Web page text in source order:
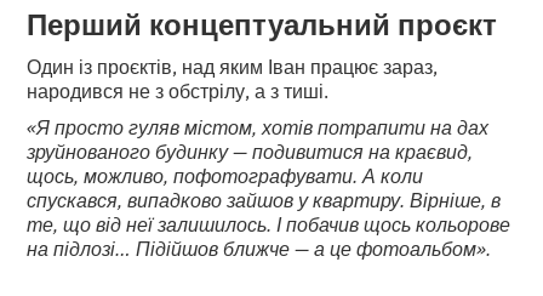
Перший концептуальний проєкт
Один із проєктів, над яким Іван працює зараз,
народився не з обстрілу, а з тиші.
«Я просто гуляв містом, хотів потрапити на дах
зруйнованого будинку — подивитися на краєвид,
щось, можливо, пофотографувати. А коли
спускався, випадково зайшов у квартиру. Вірніше, в
те, що від неї залишилось. І побачив щось кольорове
на підлозі… Підійшов ближче — а це фотоальбом».